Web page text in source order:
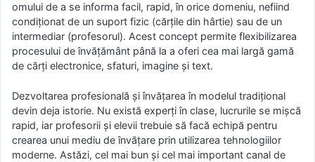
omului de a se informa facil, rapid, în orice domeniu, nefiind
condiţionat de un suport fizic (cărţile din hârtie) sau de un
intermediar (profesorul). Acest concept permite flexibilizarea
procesului de învăţământ până la a oferi cea mai largă gamă
de cărţi electronice, sfaturi, imagine şi text.
Dezvoltarea profesională şi învăţarea în modelul tradițional
devin deja istorie. Nu există experţi în clase, lucrurile se mişcă
rapid, iar profesorii şi elevii trebuie să facă echipă pentru
crearea unui mediu de învățare prin utilizarea tehnologiilor
moderne. Astăzi, cel mai bun și cel mai important canal de